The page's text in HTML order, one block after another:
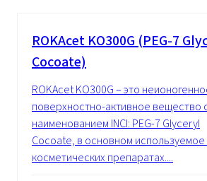
ROKAcet KO300G (PEG-7
Cocoate)
ROKAcet KO300G – это
поверхностно-активное вещество
наименованием INCI: PEG-7 Glyceryl
Cocoate, в основном используемое
косметических препаратах....